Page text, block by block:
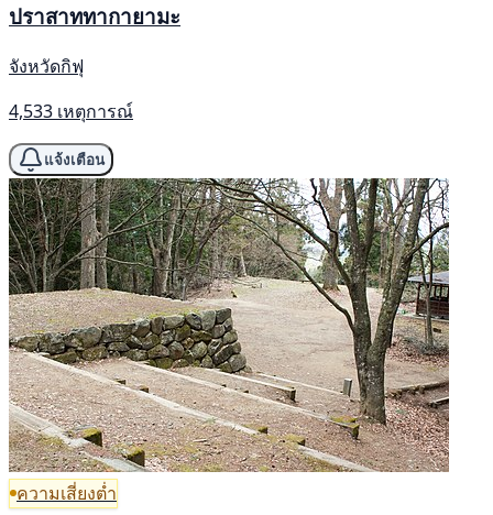
ปราสาททากายามะ
จังหวัดกิฟุ
4,533 เหตุการณ์
แจ้งเตือน
ความเสี่ยงต่ำ